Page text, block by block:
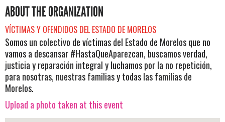
ABOUT THE ORGANIZATION
VÍCTIMAS Y OFENDIDOS DEL ESTADO DE MORELOS
Somos un colectivo de víctimas del Estado de Morelos que no
vamos a descansar #HastaQueAparezcan, buscamos verdad,
justicia y reparación integral y luchamos por la no repetición,
para nosotras, nuestras familias y todas las familias de
Morelos.
Upload a photo taken at this event